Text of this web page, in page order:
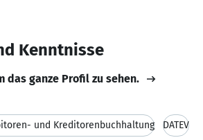
Kenntnisse
das ganze Profil zu sehen.
und Kreditorenbuchhaltung DATEV